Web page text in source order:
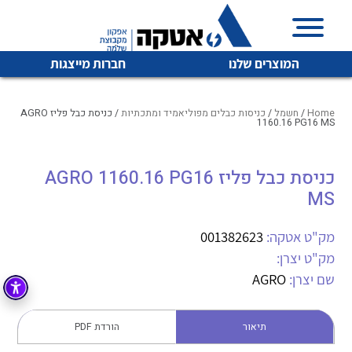
המוצרים שלנו חברות מייצגות
איכות | שרות | זמינות
אטקה בע”מ היא החברה הגדולה והמובילה בישראל בשיווק
מיתוג, בקרה , ואינסטלציה חשמלית ופעילה ב7 תחומים:
חשמל
קופסאות וארונות לחשמל, בקרה ואלקטרוניקה
לכל מוצרי היצרן לכל מוצרי היצרן
לכל מוצרי היצרן לכל מוצרי היצרן
Home
/ חשמל / כניסות כבלים מפוליאמיד ומתכתיות / כניסת כבל פליז AGRO
1160.16 PG16 MS
כניסת כבל פליז AGRO 1160.16 PG16
MS
מק"ט אטקה: 001382623
מק"ט יצרן:
שם יצרן: AGRO
תיאור הורדת PDF